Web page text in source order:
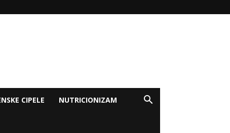
CIPELE NUTRICIONIZAM